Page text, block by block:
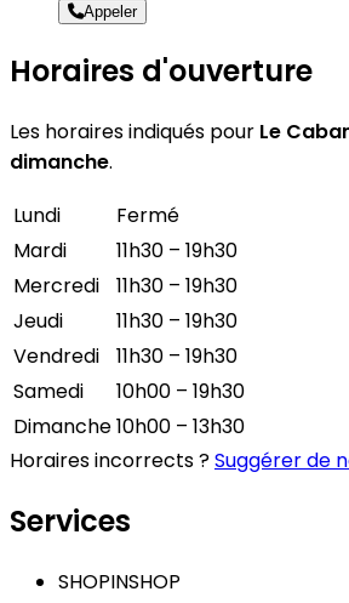
Appeler
Horaires d'ouverture
Les horaires indiqués pour Le
dimanche.
Lundi
Fermé
Mardi
11h30 – 19h30
Mercredi
11h30 – 19h30
Jeudi
11h30 – 19h30
Vendredi
11h30 – 19h30
Samedi
10h00 – 19h30
Dimanche10h00 – 13h30
Horaires incorrects ?Suggérer de
Services
SHOPINSHOP